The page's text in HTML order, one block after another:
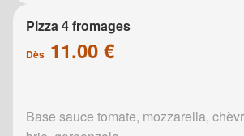
Pizza 4 fromages
Dès 11.00 €
Base sauce tomate, mozzarella,